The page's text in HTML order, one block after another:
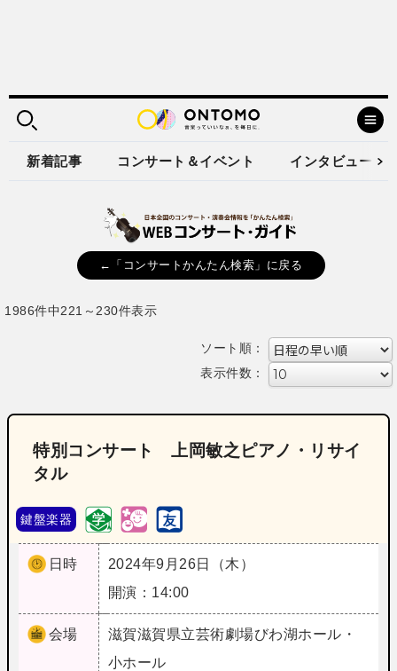
新着記事 コンサート＆イベント インタビュー
←「コンサートかんたん検索」に戻る
1986件中221～230件表示
ソート順：
表示件数：
特別コンサート 上岡敏之ピアノ・リサイ
タル
鍵盤楽器
日時
2024年9月26日（木）
開演：14:00
会場 滋賀滋賀県立芸術劇場びわ湖ホール・
小ホール